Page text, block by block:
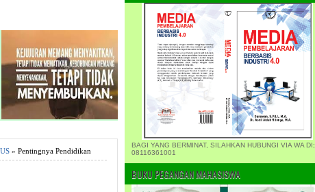
» Pentingnya Pendidikan
BAGI YANG BERMINAT, SILAHKAN HUBUNGI VIA WA DI;
08116361001
BUKU PEGANGAN MAHASISWA